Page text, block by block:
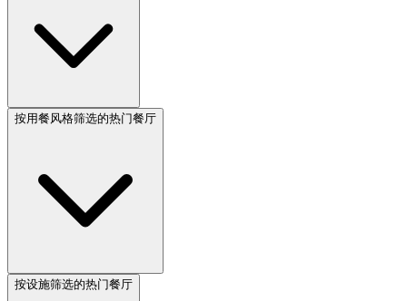
按用餐风格筛选的热门餐厅
按设施筛选的热门餐厅